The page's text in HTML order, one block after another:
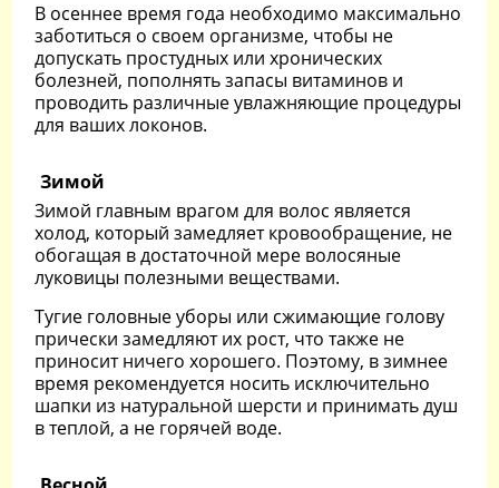
В осеннее время года необходимо максимально
заботиться о своем организме, чтобы не
допускать простудных или хронических
болезней, пополнять запасы витаминов и
проводить различные увлажняющие процедуры
для ваших локонов.
Зимой
Зимой главным врагом для волос является
холод, который замедляет кровообращение, не
обогащая в достаточной мере волосяные
луковицы полезными веществами.
Тугие головные уборы или сжимающие голову
прически замедляют их рост, что также не
приносит ничего хорошего. Поэтому, в зимнее
время рекомендуется носить исключительно
шапки из натуральной шерсти и принимать душ
в теплой, а не горячей воде.